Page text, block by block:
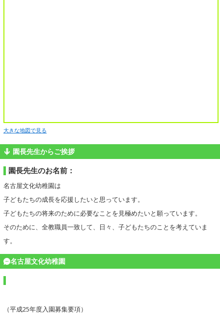
大きな地図で見る
園長先生からご挨拶
園長先生のお名前：
名古屋文化幼稚園は
子どもたちの成長を応援したいと思っています。
子どもたちの将来のために必要なことを見極めたいと願っています。
そのために、全教職員一致して、日々、子どもたちのことを考えていま
す。
名古屋文化幼稚園
（平成25年度入園募集要項）